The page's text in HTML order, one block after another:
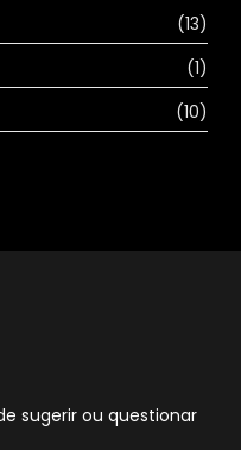
(13)
(1)
(10)
sugerir ou questionar